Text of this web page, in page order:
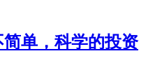
单，科学的投资